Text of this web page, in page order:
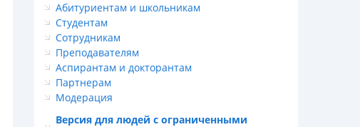
Абитуриентам и школьникам
Студентам
Сотрудникам
Преподавателям
Аспирантам и докторантам
Партнерам
Модерация
Версия для людей с ограниченными